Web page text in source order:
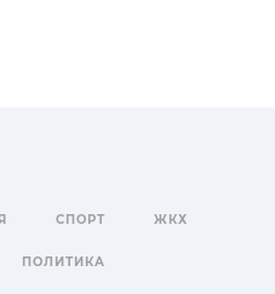
СПОРТ ЖКХ
ПОЛИТИКА